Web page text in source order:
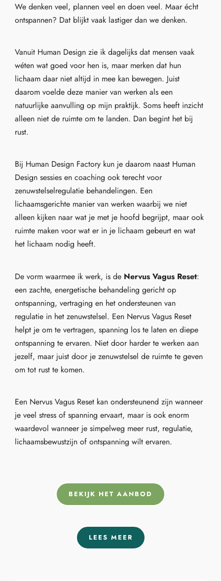
We denken veel, plannen veel en doen veel. Maar écht
ontspannen? Dat blijkt vaak lastiger dan we denken.
Vanuit Human Design zie ik dagelijks dat mensen vaak
wéten wat goed voor hen is, maar merken dat hun
lichaam daar niet altijd in mee kan bewegen. Juist
daarom voelde deze manier van werken als een
natuurlijke aanvulling op mijn praktijk. Soms heeft inzicht
alleen niet de ruimte om te landen. Dan begint het bij
rust.
Bij Human Design Factory kun je daarom naast Human
Design sessies en coaching ook terecht voor
zenuwstelselregulatie behandelingen. Een
lichaamsgerichte manier van werken waarbij we niet
alleen kijken naar wat je met je hoofd begrijpt, maar ook
ruimte maken voor wat er in je lichaam gebeurt en wat
het lichaam nodig heeft.
De vorm waarmee ik werk, is de Nervus Vagus Reset:
een zachte, energetische behandeling gericht op
ontspanning, vertraging en het ondersteunen van
regulatie in het zenuwstelsel. Een Nervus Vagus Reset
helpt je om te vertragen, spanning los te laten en diepe
ontspanning te ervaren. Niet door harder te werken aan
jezelf, maar juist door je zenuwstelsel de ruimte te geven
om tot rust te komen.
Een Nervus Vagus Reset kan ondersteunend zijn wanneer
je veel stress of spanning ervaart, maar is ook enorm
waardevol wanneer je simpelweg meer rust, regulatie,
lichaamsbewustzijn of ontspanning wilt ervaren.
BEKIJK HET AANBOD
LEES MEER